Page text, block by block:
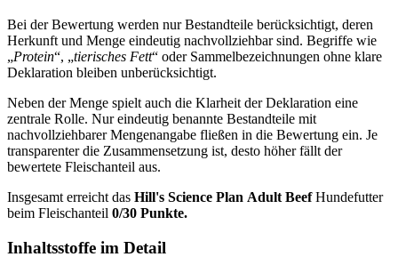
Bei der Bewertung werden nur Bestandteile berücksichtigt, deren
Herkunft und Menge eindeutig nachvollziehbar sind. Begriffe wie
„Protein“, „tierisches Fett“ oder Sammelbezeichnungen ohne klare
Deklaration bleiben unberücksichtigt.
Neben der Menge spielt auch die Klarheit der Deklaration eine
zentrale Rolle. Nur eindeutig benannte Bestandteile mit
nachvollziehbarer Mengenangabe fließen in die Bewertung ein. Je
transparenter die Zusammensetzung ist, desto höher fällt der
bewertete Fleischanteil aus.
Insgesamt erreicht das Hill's Science Plan Adult BeefHundefutter
beim Fleischanteil 0/30 Punkte.
Inhaltsstoffe im Detail